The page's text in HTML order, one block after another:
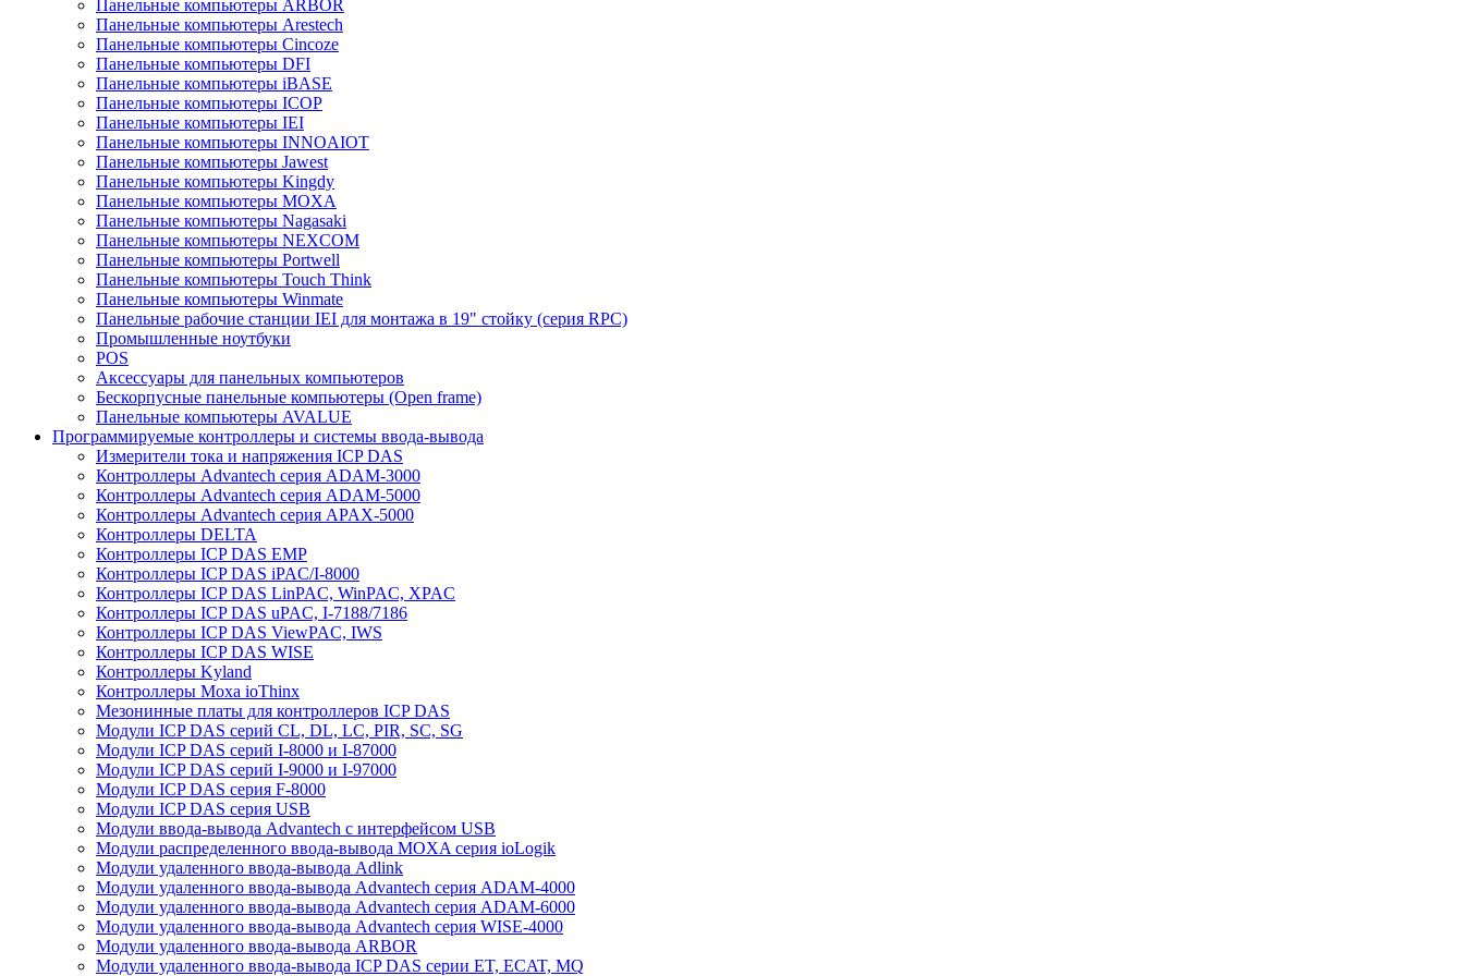
Панельные компьютеры ARBOR
Панельные компьютеры Arestech
Панельные компьютеры Cincoze
Панельные компьютеры DFI
Панельные компьютеры iBASE
Панельные компьютеры ICOP
Панельные компьютеры IEI
Панельные компьютеры INNOAIOT
Панельные компьютеры Jawest
Панельные компьютеры Kingdy
Панельные компьютеры MOXA
Панельные компьютеры Nagasaki
Панельные компьютеры NEXCOM
Панельные компьютеры Portwell
Панельные компьютеры Touch Think
Панельные компьютеры Winmate
Панельные рабочие станции IEI для монтажа в 19" стойку (серия RPC)
Промышленные ноутбуки
POS
Аксессуары для панельных компьютеров
Бескорпусные панельные компьютеры (Open frame)
Панельные компьютеры AVALUE
Программируемые контроллеры и системы ввода-вывода
Измерители тока и напряжения ICP DAS
Контроллеры Advantech серия ADAM-3000
Контроллеры Advantech серия ADAM-5000
Контроллеры Advantech серия APAX-5000
Контроллеры DELTA
Контроллеры ICP DAS EMP
Контроллеры ICP DAS iPAC/I-8000
Контроллеры ICP DAS LinPAC, WinPAC, XPAC
Контроллеры ICP DAS uPAC, I-7188/7186
Контроллеры ICP DAS ViewPAC, IWS
Контроллеры ICP DAS WISE
Контроллеры Kyland
Контроллеры Moxa ioThinx
Мезонинные платы для контроллеров ICP DAS
Модули ICP DAS серий CL, DL, LC, PIR, SC, SG
Модули ICP DAS серий I-8000 и I-87000
Модули ICP DAS серий I-9000 и I-97000
Модули ICP DAS серия F-8000
Модули ICP DAS серия USB
Модули ввода-вывода Advantech с интерфейсом USB
Модули распределенного ввода-вывода MOXA серия ioLogik
Модули удаленного ввода-вывода Adlink
Модули удаленного ввода-вывода Advantech серия ADAM-4000
Модули удаленного ввода-вывода Advantech серия ADAM-6000
Модули удаленного ввода-вывода Advantech серия WISE-4000
Модули удаленного ввода-вывода ARBOR
Модули удаленного ввода-вывода ICP DAS серии ET, ECAT, MQ